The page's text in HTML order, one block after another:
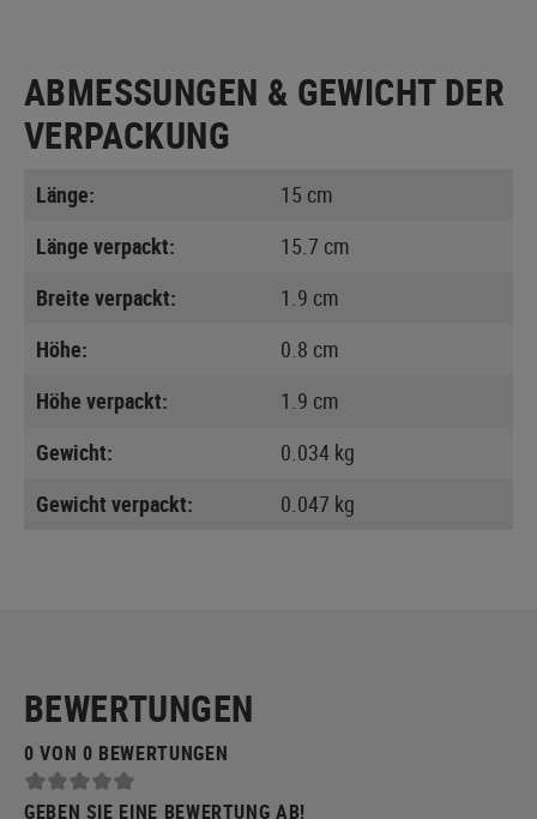
ABMESSUNGEN & GEWICHT DER
VERPACKUNG
Länge:
15 cm
Länge verpackt:
15.7 cm
Breite verpackt:
1.9 cm
Höhe:
0.8 cm
Höhe verpackt:
1.9 cm
Gewicht:
0.034 kg
Gewicht verpackt:
0.047 kg
BEWERTUNGEN
0 VON 0 BEWERTUNGEN
GEBEN SIE EINE BEWERTUNG AB!